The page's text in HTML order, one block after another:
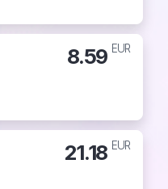
8.59 EUR
21.18 EUR